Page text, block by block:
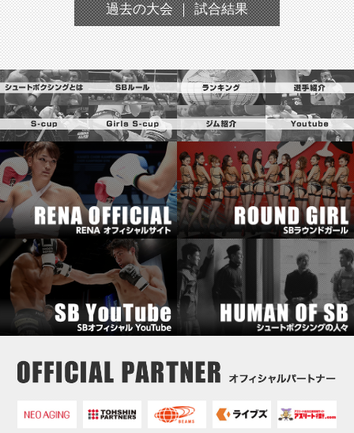
過去の大会 ｜ 試合結果